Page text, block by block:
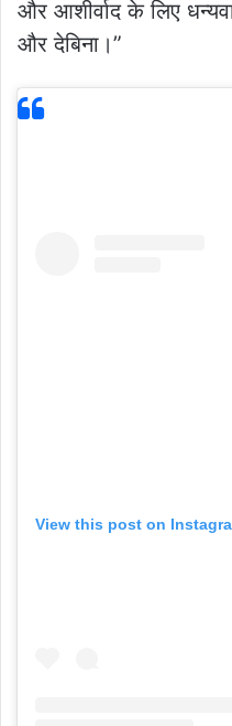
और आशीर्वाद के लिए
और देबिना।”
View this post on